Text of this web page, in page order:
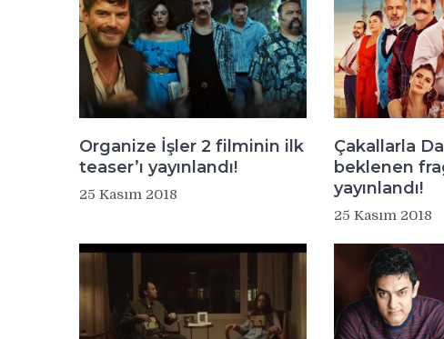
Organize İşler 2 filminin ilk
teaser’ı yayınlandı!
25 Kasım 2018
Çakallarla
beklenen
yayınlandı!
25 Kasım 2018